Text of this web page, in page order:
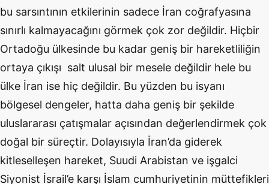
bu sarsıntının etkilerinin sadece İran coğrafyasına
sınırlı kalmayacağını görmek çok zor değildir. Hiçbir
Ortadoğu ülkesinde bu kadar geniş bir hareketliliğin
ortaya çıkışı salt ulusal bir mesele değildir hele bu
ülke İran ise hiç değildir. Bu yüzden bu isyanı
bölgesel dengeler, hatta daha geniş bir şekilde
uluslararası çatışmalar açısından değerlendirmek çok
doğal bir süreçtir. Dolayısıyla İran’da giderek
kitleselleşen hareket, Suudi Arabistan ve işgalci
Siyonist İsrail’e karşı İslam cumhuriyetinin müttefikleri